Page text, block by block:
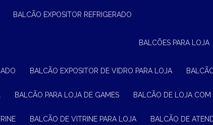
BALCÃO EXPOSITOR REFRIGERADO
BALCÕES PARA LOJA
BALCÃO EXPOSITOR DE VIDRO PARA LOJA
BALCÃO PARA LOJA DE GAMES BALCÃO DE LOJA COM
BALCÃO DE VITRINE PARA LOJA BALCÃO DE